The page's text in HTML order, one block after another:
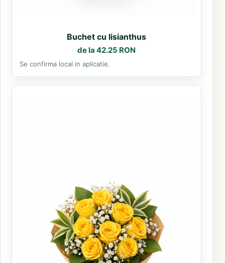
Buchet cu lisianthus
de la 42.25 RON
Se confirma local in aplicatie.